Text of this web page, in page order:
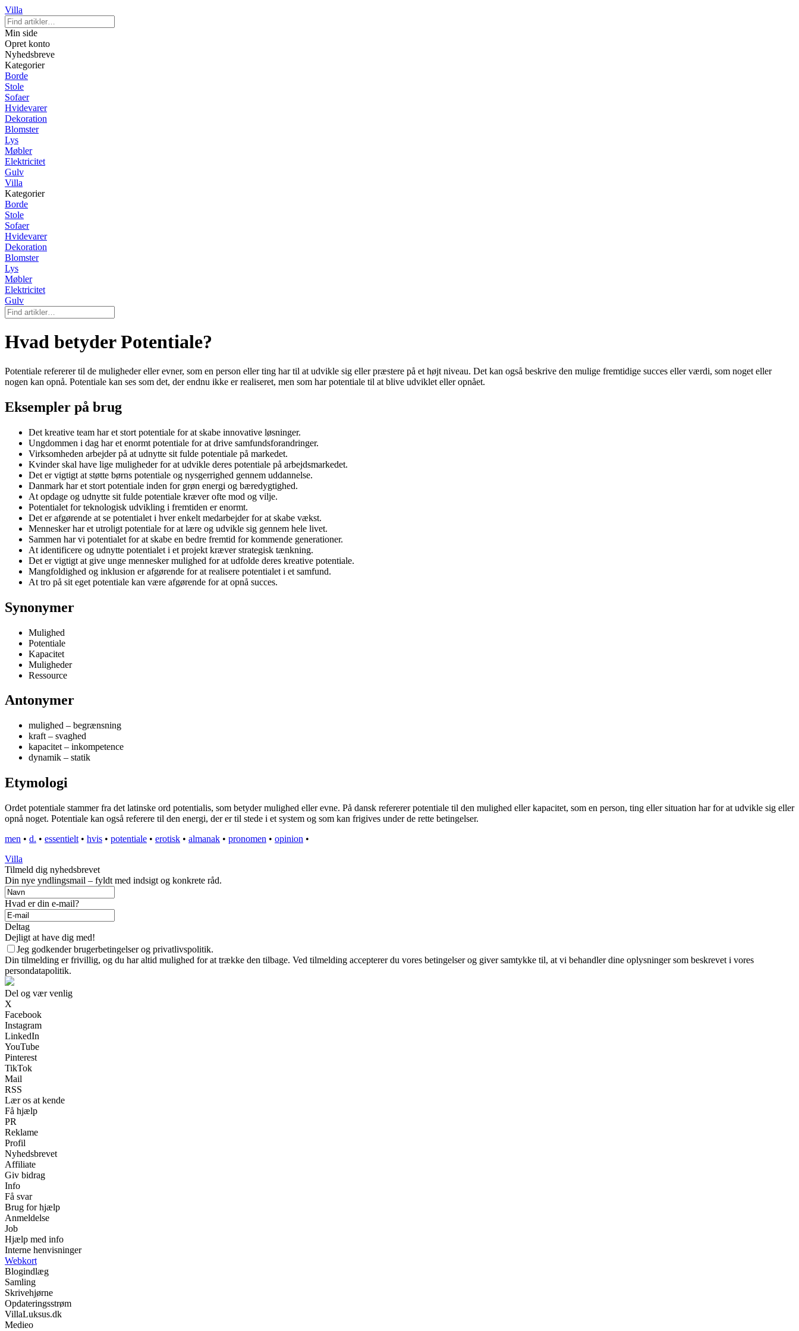
Villa
Min side
Opret konto
Nyhedsbreve
Kategorier
Borde
Stole
Sofaer
Hvidevarer
Dekoration
Blomster
Lys
Møbler
Elektricitet
Gulv
Villa
Kategorier
Borde
Stole
Sofaer
Hvidevarer
Dekoration
Blomster
Lys
Møbler
Elektricitet
Gulv
Hvad betyder Potentiale?
Potentiale refererer til de muligheder eller evner, som en person eller ting har til at udvikle sig eller præstere på et højt niveau. Det kan også beskrive den mulige fremtidige succes eller værdi, som noget eller
nogen kan opnå. Potentiale kan ses som det, der endnu ikke er realiseret, men som har potentiale til at blive udviklet eller opnået.
Eksempler på brug
Det kreative team har et stort potentiale for at skabe innovative løsninger.
Ungdommen i dag har et enormt potentiale for at drive samfundsforandringer.
Virksomheden arbejder på at udnytte sit fulde potentiale på markedet.
Kvinder skal have lige muligheder for at udvikle deres potentiale på arbejdsmarkedet.
Det er vigtigt at støtte børns potentiale og nysgerrighed gennem uddannelse.
Danmark har et stort potentiale inden for grøn energi og bæredygtighed.
At opdage og udnytte sit fulde potentiale kræver ofte mod og vilje.
Potentialet for teknologisk udvikling i fremtiden er enormt.
Det er afgørende at se potentialet i hver enkelt medarbejder for at skabe vækst.
Mennesker har et utroligt potentiale for at lære og udvikle sig gennem hele livet.
Sammen har vi potentialet for at skabe en bedre fremtid for kommende generationer.
At identificere og udnytte potentialet i et projekt kræver strategisk tænkning.
Det er vigtigt at give unge mennesker mulighed for at udfolde deres kreative potentiale.
Mangfoldighed og inklusion er afgørende for at realisere potentialet i et samfund.
At tro på sit eget potentiale kan være afgørende for at opnå succes.
Synonymer
Mulighed
Potentiale
Kapacitet
Muligheder
Ressource
Antonymer
mulighed – begrænsning
kraft – svaghed
kapacitet – inkompetence
dynamik – statik
Etymologi
Ordet potentiale stammer fra det latinske ord potentialis, som betyder mulighed eller evne. På dansk refererer potentiale til den mulighed eller kapacitet, som en person, ting eller situation har for at udvikle sig eller
opnå noget. Potentiale kan også referere til den energi, der er til stede i et system og som kan frigives under de rette betingelser.
men • d. • essentielt • hvis • potentiale • erotisk • almanak • pronomen • opinion •
Villa
Tilmeld dig nyhedsbrevet
Din nye yndlingsmail – fyldt med indsigt og konkrete råd.
Hvad er din e-mail?
Deltag
Dejligt at have dig med!
Jeg godkender brugerbetingelser og privatlivspolitik.
Din tilmelding er frivillig, og du har altid mulighed for at trække den tilbage. Ved tilmelding accepterer du vores betingelser og giver samtykke til, at vi behandler dine oplysninger som beskrevet i vores
persondatapolitik.
Del og vær venlig
X
Facebook
Instagram
LinkedIn
YouTube
Pinterest
TikTok
Mail
RSS
Lær os at kende
Få hjælp
PR
Reklame
Profil
Nyhedsbrevet
Affiliate
Giv bidrag
Info
Få svar
Brug for hjælp
Anmeldelse
Job
Hjælp med info
Interne henvisninger
Webkort
Blogindlæg
Samling
Skrivehjørne
Opdateringsstrøm
VillaLuksus.dk
Medieo